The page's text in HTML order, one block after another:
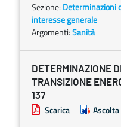
Sezione: Determinazioni
interesse generale
Argomenti:Sanità
DETERMINAZIONE
TRANSIZIONE
137
Scarica Ascolta